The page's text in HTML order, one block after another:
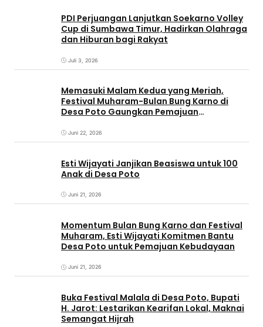
PDI Perjuangan Lanjutkan Soekarno Volley
Cup di Sumbawa Timur, Hadirkan Olahraga
dan Hiburan bagi Rakyat
Juli 3, 2026
Memasuki Malam Kedua yang Meriah,
Festival Muharam-Bulan Bung Karno di
Desa Poto Gaungkan Pemajuan
Juni 22, 2026
Esti Wijayati Janjikan Beasiswa untuk 100
Anak di Desa Poto
Juni 21, 2026
Momentum Bulan Bung Karno dan Festival
Muharam, Esti Wijayati Komitmen Bantu
Desa Poto untuk Pemajuan Kebudayaan
Juni 21, 2026
Buka Festival Malala di Desa Poto, Bupati
H. Jarot: Lestarikan Kearifan Lokal, Maknai
Semangat Hijrah